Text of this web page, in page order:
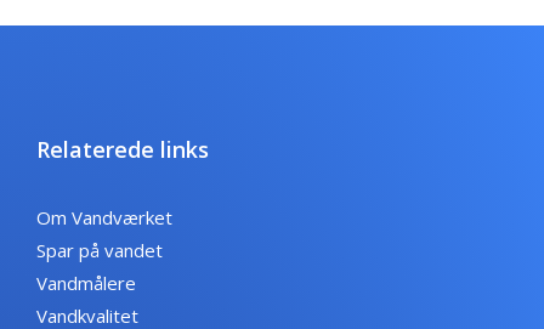
Relaterede links
Om Vandværket
Spar på vandet
Vandmålere
Vandkvalitet